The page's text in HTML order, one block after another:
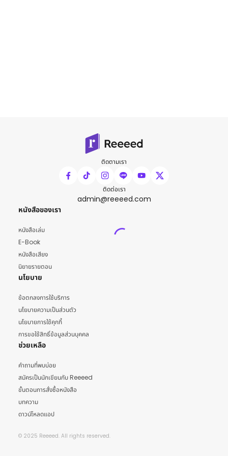
ติดตามเรา
ติดต่อเรา
admin@reeeed.com
หนังสือของเรา
หนังสือเล่ม
E-Book
หนังสือเสียง
นิยายรายตอน
นโยบาย
ข้อตกลงการใช้บริการ
นโยบายความเป็นส่วนตัว
นโยบายการใช้คุกกี้
การขอใช้สิทธิ์ข้อมูลส่วนบุคคล
ช่วยเหลือ
คำถามที่พบบ่อย
สมัครเป็นนักเขียนกับ Reeeed
ขั้นตอนการสั่งซื้อหนังสือ
บทความ
ดาวน์โหลดแอป
© 2025 Reeeed. All rights reserved.